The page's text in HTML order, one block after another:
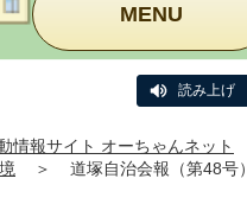
MENU
読み上げ
情報サイト オーちゃんネット
＞ 道塚自治会報（第48号）